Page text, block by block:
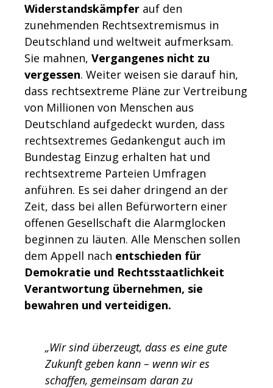
Widerstandskämpfer auf den
zunehmenden Rechtsextremismus in
Deutschland und weltweit aufmerksam.
Sie mahnen, Vergangenes nicht zu
vergessen. Weiter weisen sie darauf hin,
dass rechtsextreme Pläne zur Vertreibung
von Millionen von Menschen aus
Deutschland aufgedeckt wurden, dass
rechtsextremes Gedankengut auch im
Bundestag Einzug erhalten hat und
rechtsextreme Parteien Umfragen
anführen. Es sei daher dringend an der
Zeit, dass bei allen Befürwortern einer
offenen Gesellschaft die Alarmglocken
beginnen zu läuten. Alle Menschen sollen
dem Appell nach entschieden für
Demokratie und Rechtsstaatlichkeit
Verantwortung übernehmen, sie
bewahren und verteidigen.
„Wir sind überzeugt, dass es eine gute
Zukunft geben kann – wenn wir es
schaffen, gemeinsam daran zu